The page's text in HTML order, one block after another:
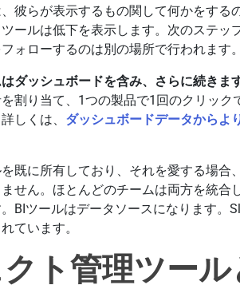
彼らが表示するもの関して何かをする
ールは低下を表示します。次のステッ
ォローするのは別の場所で行われます。
ダッシュボードを含み、さらに続きま
割り当て、1つの製品で1回のクリッ
しくは、 ダッシュボードデータからよ
既に所有しており、それを愛する場合
せん。ほとんどのチームは両方を統合
BIツールはデータソースになります。
ています。
ト管理ツー